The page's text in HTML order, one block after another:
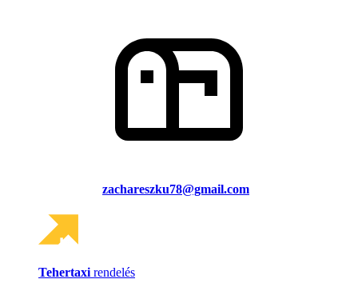
zachareszku78@gmail.com
Tehertaxi rendelés